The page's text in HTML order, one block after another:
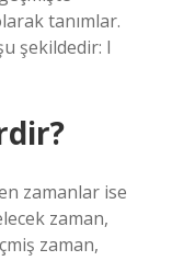
tanımlar.
şekildedir: I
zamanlar ise
zaman,
zaman,